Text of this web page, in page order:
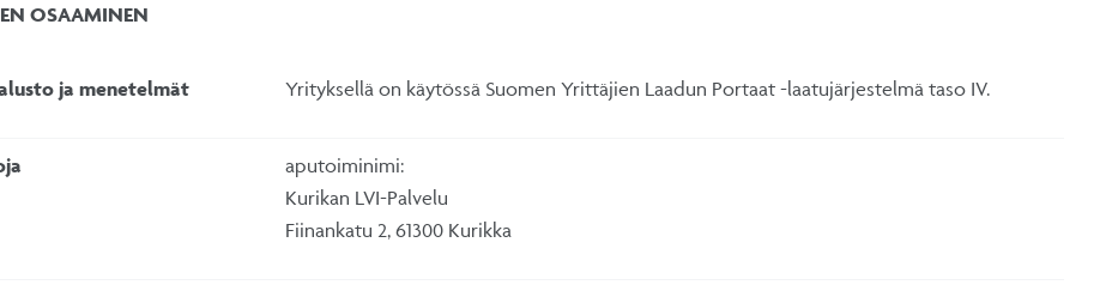
OSAAMINEN
ja menetelmät Yrityksellä on käytössä Suomen Yrittäjien Laadun Portaat -laatujärjestelmä taso IV.
aputoiminimi:
Kurikan LVI-Palvelu
Fiinankatu 2, 61300 Kurikka